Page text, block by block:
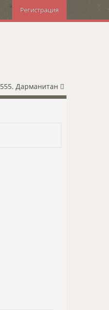
Регистрация
555. Дарманитан